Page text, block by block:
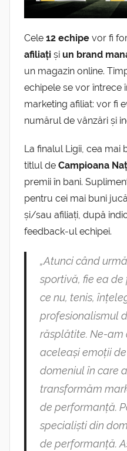
Cele 12 echipe vor fi
afiliați și un brand
un magazin online.
echipele se vor întrece
marketing afiliat: vor fi
numărul de vânzări și
La finalul Ligii, cea mai
titlul de Campioana
premii în bani.
pentru cei mai buni
și/sau afiliați, după
feedback-ul echipei.
„Atunci când
sportivă, fie ea
ce nu, tenis,
profesionalismul
răsplătite. Ne-am
aceleași emoții
domeniul în care
transformăm
de performanță.
specialiști din
de performanță.